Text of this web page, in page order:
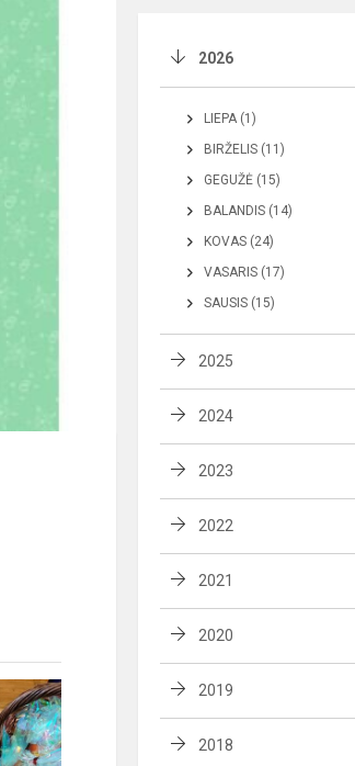
2026
LIEPA (1)
BIRŽELIS (11)
GEGUŽĖ (15)
BALANDIS (14)
KOVAS (24)
VASARIS (17)
SAUSIS (15)
2025
2024
2023
2022
2021
2020
2019
2018